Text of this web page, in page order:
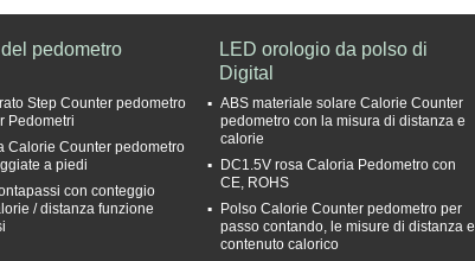
di USB
dell'interno TGHK-120
pedometro
Step Counter pedometro
Pedometri
Calorie Counter pedometro
a piedi
con conteggio
/ distanza funzione
LED orologio da polso di
Digital
ABS materiale solare Calorie Counter
pedometro con la misura di distanza e
calorie
DC1.5V rosa Caloria Pedometro con
CE, ROHS
Polso Calorie Counter pedometro per
passo contando, le misure di distanza e
contenuto calorico